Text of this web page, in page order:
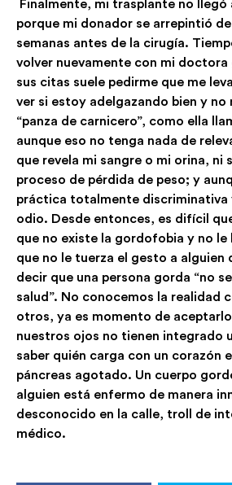
Finalmente, mi trasplante no llegó
porque mi donador se arrepintió
semanas antes de la cirugía.
volver nuevamente con mi
sus citas suele pedirme que me
ver si estoy adelgazando bien y no
“panza de carnicero”, como ella
aunque eso no tenga nada de
que revela mi sangre o mi orina, ni
proceso de pérdida de peso; y
práctica totalmente discriminativa
odio. Desde entonces, es difícil
que no existe la gordofobia y no le
que no le tuerza el gesto a alguien
decir que una persona gorda “no
salud”. No conocemos la realidad
otros, ya es momento de
nuestros ojos no tienen integrado
saber quién carga con un corazón
páncreas agotado. Un cuerpo
alguien está enfermo de manera
desconocido en la calle, troll de
médico.